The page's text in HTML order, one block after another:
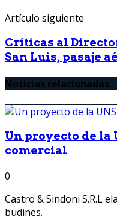
Artículo siguiente
Críticas al
San Luis, pasaje
Noticias relacionadas
Un proyecto de la
comercial
0
Castro & Sindoni S.R.L
budines.